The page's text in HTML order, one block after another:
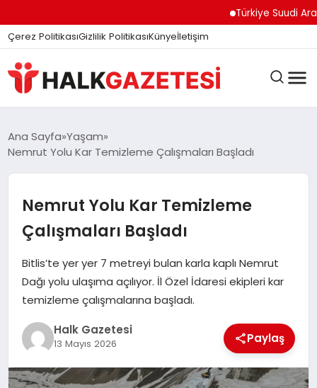
Türkiye Suudi
Çerez PolitikasıGizlilik PolitikasıKünyeİletişim
DÜNYA
EKONOMI
GÜNDEM
MAGAZIN
Ana Sayfa Yaşam
Nemrut Yolu Kar Temizleme Çalışmaları Başladı
Nemrut Yolu Kar Temizleme
Çalışmaları Başladı
Bitlis’te yer yer 7 metreyi bulan karla kaplı Nemrut
Dağı yolu ulaşıma açılıyor. İl Özel İdaresi ekipleri kar
temizleme çalışmalarına başladı.
Halk Gazetesi
13 Mayıs 2026 Paylaş